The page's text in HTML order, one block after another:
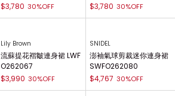
$3,780 30%OFF
$3,780 30%OFF
Lily Brown
流蘇提花褶皺連身裙 LWF
O262067
$3,990 30%OFF
SNIDEL
澎袖氣球剪裁迷你連身裙
SWFO262080
$4,767 30%OFF